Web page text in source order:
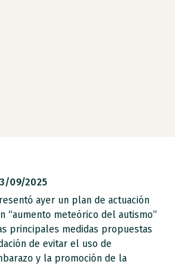
09/2025
ayer un plan de actuación
“aumento meteórico del autismo”
principales medidas propuestas
de evitar el uso de
y la promoción de la